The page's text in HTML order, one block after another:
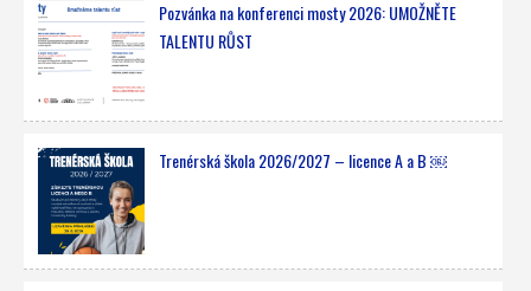
Pozvánka na konferenci mosty 2026: UMOŽNĚTE
TALENTU RŮST
Trenérská škola 2026/2027 – licence A a B ￼